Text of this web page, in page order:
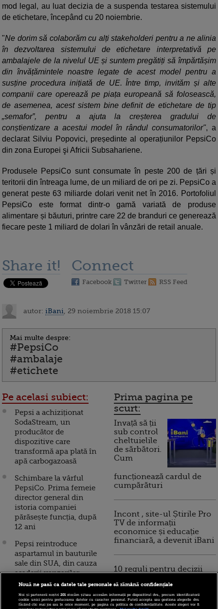
mod legal, au luat decizia de a suspenda testarea sistemului
de etichetare, începând cu 20 noiembrie.
"Ne dorim să colaborăm cu alți stakeholderi pentru a ne alinia
în dezvoltarea sistemului de etichetare interpretativă pe
ambalajele de la nivelul UE și suntem pregătiți să împărtășim
din învățămintele noastre legate de acest model pentru a
susține procedura inițiată de UE. Între timp, invităm și alte
companii care operează pe piața europeană să folosească,
de asemenea, acest sistem bine definit de etichetare de tip
„semafor”, pentru a ajuta la creșterea gradului de
conștientizare a acestui model în rândul consumatorilor", a
declarat Silviu Popovici, președinte al operațiunilor PepsiCo
din zona Europei şi Africii Subsahariene.
Produsele PepsiCo sunt consumate în peste 200 de țări și
teritorii din întreaga lume, de un miliard de ori pe zi. PepsiCo a
generat peste 63 miliarde dolari venit net în 2016. Portofoliul
PepsiCo este format dintr-o gamă variată de produse
alimentare și băuturi, printre care 22 de branduri ce generează
fiecare peste 1 miliard de dolari în vânzări de retail anuale.
Share it! Connect
Facebook Twitter RSS Feed
autor: iBani , 29 noiembrie 2018 15:07
Mai multe despre:
#PepsiCo
#ambalaje
#etichete
Pe acelasi subiect:
Pepsi a achiziționat
SodaStream, un
producător de
dispozitive care
transformă apa plată în
apă carbogazoasă
Schimbare la vârful
PepsiCo. Prima femeie
director general din
istoria companiei
părăsește funcția, după
12 ani
Pepsi reintroduce
aspartamul in bauturile
sale din SUA, din cauza
scaderii vanzarilor
propulsat compania
Prima pagina pe
scurt:
Invață să ții
sub control
cheltuielile
de sărbători.
Cum
funcționează cardul de
cumpărături
Incont , site-ul Știrile Pro
TV de informații
economice și educație
financiară, a devenit iBani
10 reguli pentru decizii
Nouă ne pasă ca datele tale personale să rămână confidențiale
Noi și partenerii noștri201stocăm și/sau accesăm informații pe dispozitivul dvs., precum identificatorii
cookie unici pentru prelucrarea datelor cu caracter personal. Puteți accepta sau gestiona alegerile dvs.
făcând clic mai jos sau în orice moment, pe pagina cu politica de confidențialitate. Aceste alegeri vor fi